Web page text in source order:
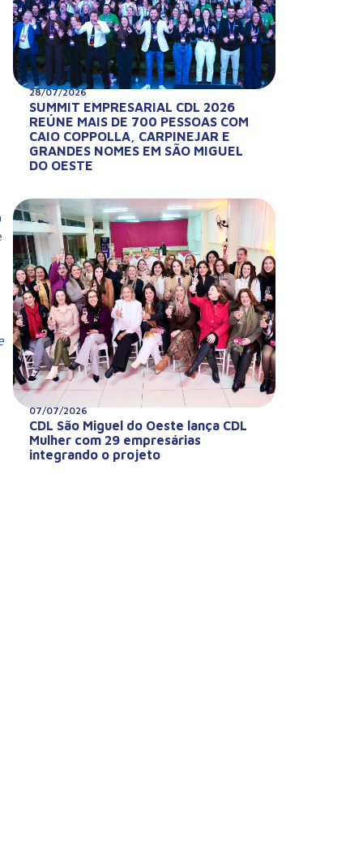
28/07/2026
SUMMIT EMPRESARIAL CDL 2026
REÚNE MAIS DE 700 PESSOAS COM
CAIO COPPOLLA, CARPINEJAR E
GRANDES NOMES EM SÃO MIGUEL
DO OESTE
07/07/2026
CDL São Miguel do Oeste lança CDL
Mulher com 29 empresárias
integrando o projeto